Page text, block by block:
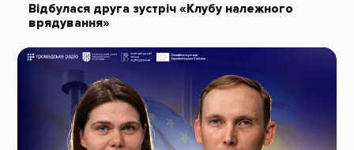
Відбулася друга зустріч «Клубу належного
врядування»